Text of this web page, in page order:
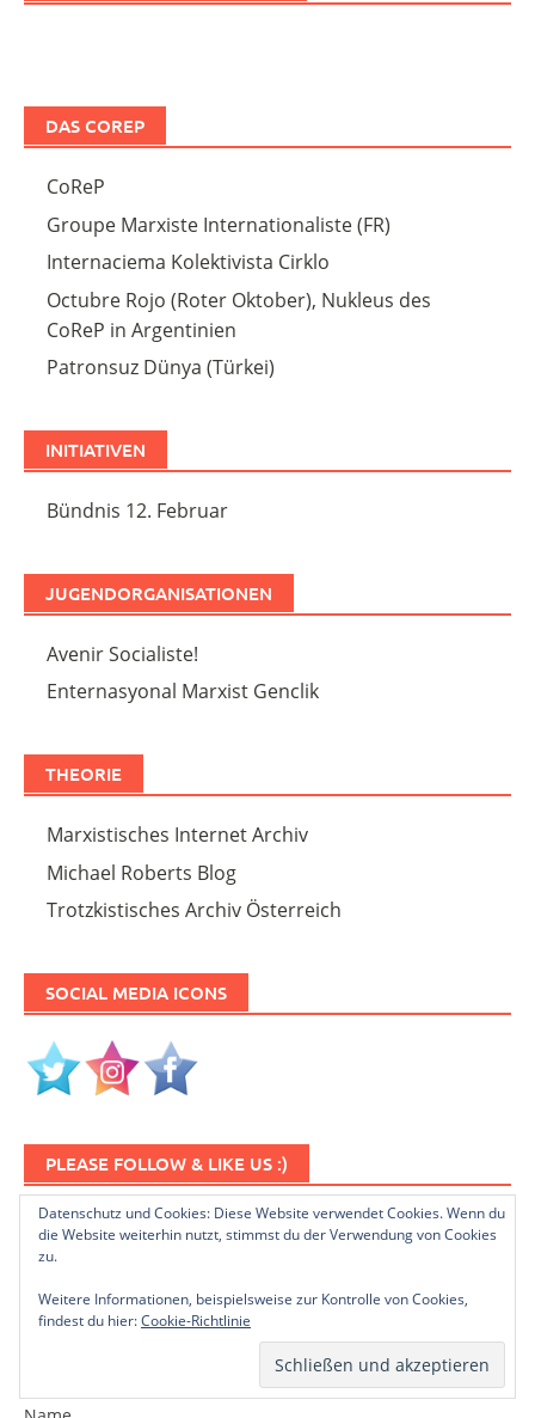
DAS COREP
CoReP
Groupe Marxiste Internationaliste (FR)
Internaciema Kolektivista Cirklo
Octubre Rojo (Roter Oktober), Nukleus des
CoReP in Argentinien
Patronsuz Dünya (Türkei)
INITIATIVEN
Bündnis 12. Februar
JUGENDORGANISATIONEN
Avenir Socialiste!
Enternasyonal Marxist Genclik
THEORIE
Marxistisches Internet Archiv
Michael Roberts Blog
Trotzkistisches Archiv Österreich
SOCIAL MEDIA ICONS
PLEASE FOLLOW & LIKE US :)
NEWSLETTER ABONNIEREN
Datenschutz und Cookies: Diese Website verwendet Cookies. Wenn du
die Website weiterhin nutzt, stimmst du der Verwendung von Cookies
zu.
Weitere Informationen, beispielsweise zur Kontrolle von Cookies,
findest du hier:Cookie-Richtlinie